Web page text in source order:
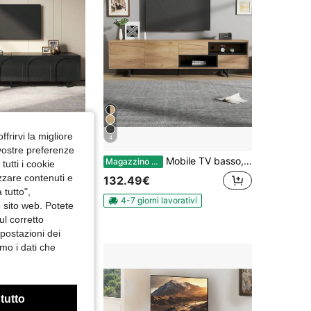
-1% Mobile porta TV basso per soggiorno / Mobile TV moderno con 5 ante / Design con ante ad arco / Ampio spazio contenitivo / Piedini in metallo / Adatto al soggiorno
4
Magazzino EU Mobile TV basso, con molteplici funzioni di contenimento, in truciolato effetto legno, vano a giorno con scomparti a scaletta, adatto a TV fino a 70 pollici, 173 x 38 x 48 cm
132.49€
4-7 giorni lavorativi
la migliore
preferenze
i cookie
contenuti e
tutto",
web. Potete
corretto
dei
i dati che